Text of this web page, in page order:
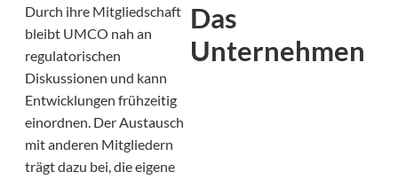
Durch ihre Mitgliedschaft
bleibt UMCO nah an
regulatorischen
Diskussionen und kann
Entwicklungen frühzeitig
einordnen. Der Austausch
mit anderen Mitgliedern
trägt dazu bei, die eigene
Das
Unternehmen